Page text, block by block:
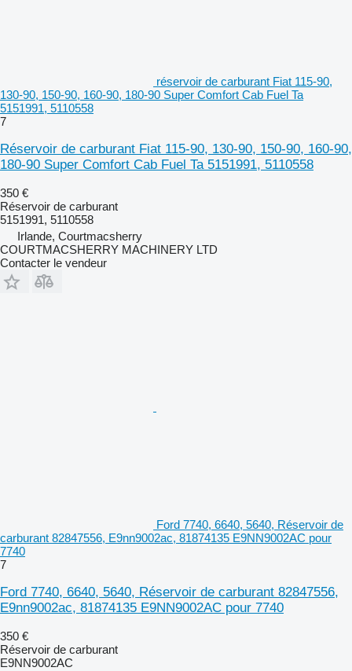
réservoir de carburant Fiat 115-90,
130-90, 150-90, 160-90, 180-90 Super Comfort Cab Fuel Ta
5151991, 5110558
7
Réservoir de carburant Fiat 115-90, 130-90, 150-90, 160-90,
180-90 Super Comfort Cab Fuel Ta 5151991, 5110558
350 €
Réservoir de carburant
5151991, 5110558
Irlande, Courtmacsherry
COURTMACSHERRY MACHINERY LTD
Contacter le vendeur
Ford 7740, 6640, 5640, Réservoir de
carburant 82847556, E9nn9002ac, 81874135 E9NN9002AC pour
7740
7
Ford 7740, 6640, 5640, Réservoir de carburant 82847556,
E9nn9002ac, 81874135 E9NN9002AC pour 7740
350 €
Réservoir de carburant
E9NN9002AC